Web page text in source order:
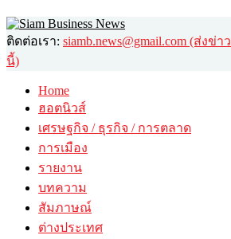
ติดต่อเรา: siamb.news@gmail.com (ส่ง
นี้)
Home
ฮอตนิวส์
เศรษฐกิจ / ธุรกิจ / การตลาด
การเมือง
รายงาน
บทความ
สัมภาษณ์
ต่างประเทศ